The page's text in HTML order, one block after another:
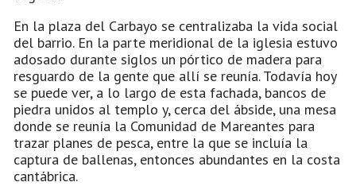
En la plaza del Carbayo se centralizaba la vida social
del barrio. En la parte meridional de la iglesia estuvo
adosado durante siglos un pórtico de madera para
resguardo de la gente que allí se reunía. Todavía hoy
se puede ver, a lo largo de esta fachada, bancos de
piedra unidos al templo y, cerca del ábside, una mesa
donde se reunía la Comunidad de Mareantes para
trazar planes de pesca, entre la que se incluía la
captura de ballenas, entonces abundantes en la costa
cantábrica.